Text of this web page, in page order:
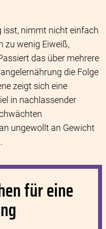
isst, nimmt nicht einfach
zu wenig Eiweiß,
das über mehrere
die Folge
zeigt sich eine
in nachlassender
ungewollt an Gewicht
für eine